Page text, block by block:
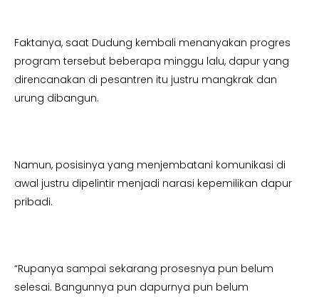
Faktanya, saat Dudung kembali menanyakan progres
program tersebut beberapa minggu lalu, dapur yang
direncanakan di pesantren itu justru mangkrak dan
urung dibangun.
Namun, posisinya yang menjembatani komunikasi di
awal justru dipelintir menjadi narasi kepemilikan dapur
pribadi.
“Rupanya sampai sekarang prosesnya pun belum
selesai. Bangunnya pun dapurnya pun belum